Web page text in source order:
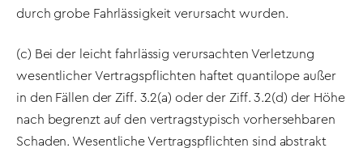
durch grobe Fahrlässigkeit verursacht wurden.
(c) Bei der leicht fahrlässig verursachten Verletzung
wesentlicher Vertragspflichten haftet quantilope außer
in den Fällen der Ziff. 3.2(a) oder der Ziff. 3.2(d) der Höhe
nach begrenzt auf den vertragstypisch vorhersehbaren
Schaden. Wesentliche Vertragspflichten sind abstrakt